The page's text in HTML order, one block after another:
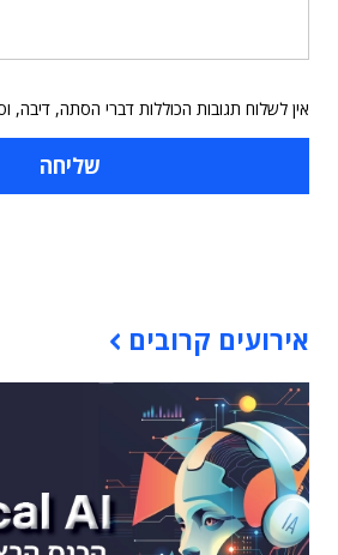
אין לשלוח תגובות הכוללות דברי הסתה, דיבה,
אירועים קרובים